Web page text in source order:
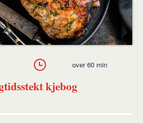
kjebog
over 60 min